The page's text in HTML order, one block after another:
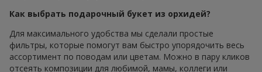
Как выбрать подарочный букет из орхидей?
Для максимального удобства мы сделали простые
фильтры, которые помогут вам быстро упорядочить весь
ассортимент по поводам или цветам. Можно в пару кликов
отсеять композиции для любимой, мамы, коллеги или